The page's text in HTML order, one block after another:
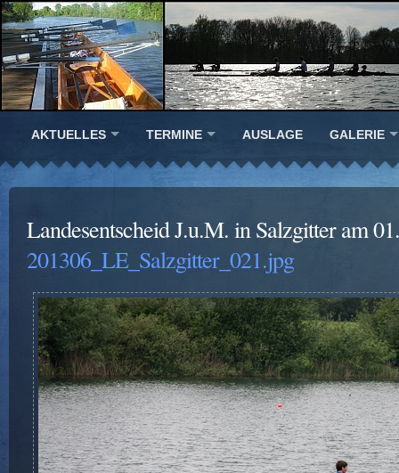
AKTUELLES TERMINE AUSLAGE GALERIE
Landesentscheid J.u.M. in Salzgitter am
201306_LE_Salzgitter_021.jpg